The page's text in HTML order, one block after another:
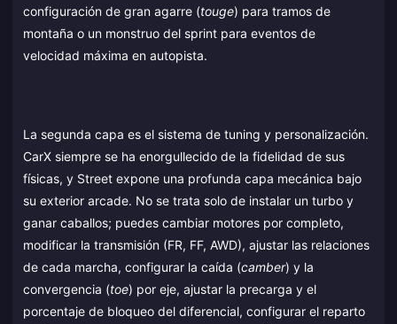
configuración de gran agarre (touge) para tramos de
montaña o un monstruo del sprint para eventos de
velocidad máxima en autopista.
La segunda capa es el sistema de tuning y personalización.
CarX siempre se ha enorgullecido de la fidelidad de sus
físicas, y Street expone una profunda capa mecánica bajo
su exterior arcade. No se trata solo de instalar un turbo y
ganar caballos; puedes cambiar motores por completo,
modificar la transmisión (FR, FF, AWD), ajustar las relaciones
de cada marcha, configurar la caída (camber) y la
convergencia (toe) por eje, ajustar la precarga y el
porcentaje de bloqueo del diferencial, configurar el reparto